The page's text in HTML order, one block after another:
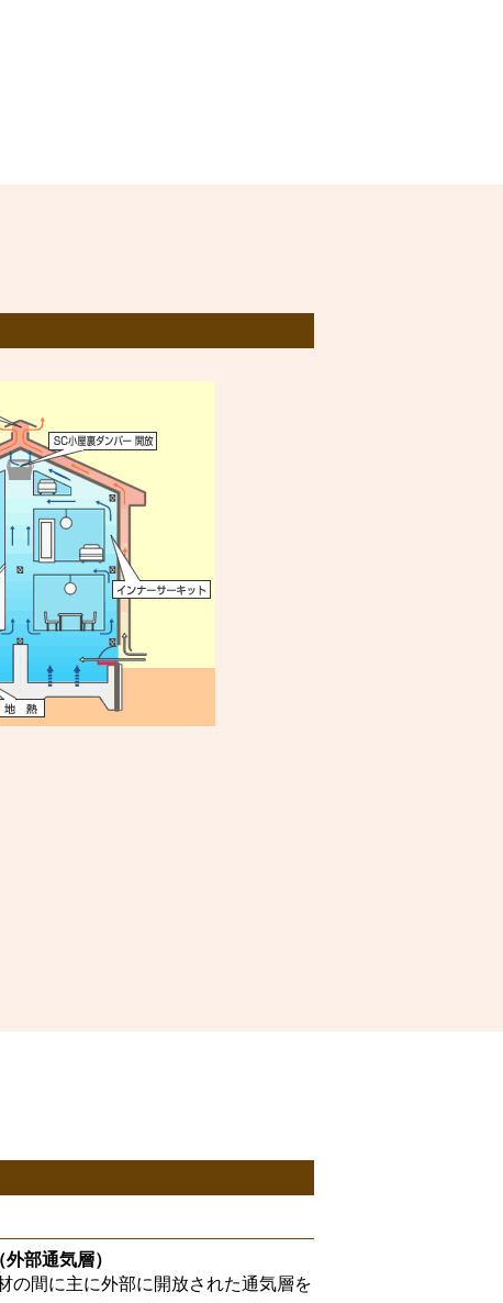
部通気層）
の間に主に外部に開放された通気層を